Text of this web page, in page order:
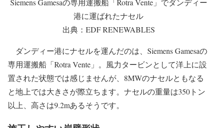
港に運ばれたナセル
出典：EDF RENEWABLES
ダンディー港にナセルを運んだのは、Siemens Gamesaの
専用運搬船「Rotra Vente」。風力タービンとして洋上に設
置された状態では感じませんが、8MWのナセルともなる
と地上では大きさが際立ちます。ナセルの重量は350トン
以上、高さは9.2mあるそうです。